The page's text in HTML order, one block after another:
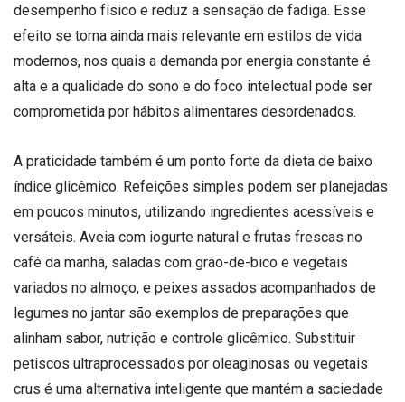
desempenho físico e reduz a sensação de fadiga. Esse
efeito se torna ainda mais relevante em estilos de vida
modernos, nos quais a demanda por energia constante é
alta e a qualidade do sono e do foco intelectual pode ser
comprometida por hábitos alimentares desordenados.
A praticidade também é um ponto forte da dieta de baixo
índice glicêmico. Refeições simples podem ser planejadas
em poucos minutos, utilizando ingredientes acessíveis e
versáteis. Aveia com iogurte natural e frutas frescas no
café da manhã, saladas com grão-de-bico e vegetais
variados no almoço, e peixes assados acompanhados de
legumes no jantar são exemplos de preparações que
alinham sabor, nutrição e controle glicêmico. Substituir
petiscos ultraprocessados por oleaginosas ou vegetais
crus é uma alternativa inteligente que mantém a saciedade